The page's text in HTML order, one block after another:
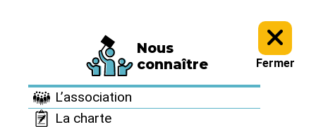
Nous
connaître
L’association
La charte
Fermer
Le Réseau en action > Echos des luttes antinucléaires >
Echos des luttes
antinucléaires